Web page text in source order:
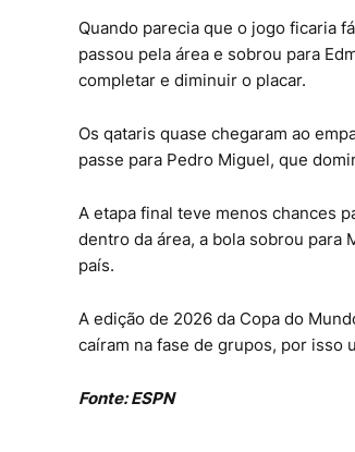
Quando parecia que o jogo ficaria
passou pela área e sobrou para
completar e diminuir o placar.
Os qataris quase chegaram ao
passe para Pedro Miguel, que
A etapa final teve menos chances
dentro da área, a bola sobrou para
país.
A edição de 2026 da Copa do
caíram na fase de grupos, por isso
Fonte: ESPN